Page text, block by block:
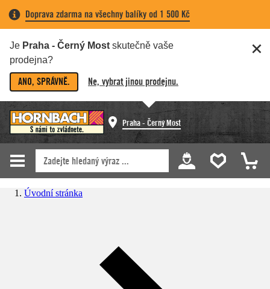
Doprava zdarma na všechny balíky od 1 500 Kč
Je Praha - Černý Most skutečně vaše
prodejna?
ANO, SPRÁVNĚ. Ne, vybrat jinou prodejnu.
Praha - Černý Most
Úvodní stránka